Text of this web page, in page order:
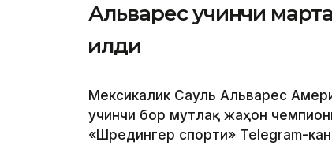
Альварес учинчи
қилди
Мексикалик Сауль Альварес
учинчи бор мутлақ жаҳон
«Шредингер спорти» Теlegram-